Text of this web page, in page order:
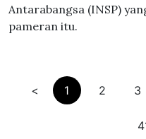
Antarabangsa (INSP)
pameran itu.
< 1 2 3